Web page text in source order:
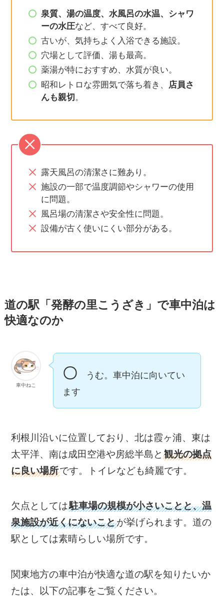
泉質、湯の温度、水風呂の水温、シャワ
ーの水圧など、すべて良好。
古いが、気持ちよく入浴できる施設。
穴場として評価、湯も最高。
薬湯が特におすすめ、水質が良い。
昭和レトロな雰囲気で落ち着き、 店員さ
んも親切 ​。
露天風呂の清潔さに難あり。
施設の一部で温度調節やシャワーの使用
に問題。
風呂場の清潔さや安全性に問題。
設備が古く使いにくい部分がある​​。
道の駅「発酵の里こうざき」で車中泊は
快適なのか
車中ねこ
〇 うむ。車中泊に向いてい
ます
利根川沿いに位置しており、北は霞ヶ浦、東は
太平洋、南は成田空港や房総半島と観光の拠点
に良い場所です。トイレなども綺麗です。
欠点としては駐車場の規模が小さいことと、温
泉施設が近くにないことが挙げられます。道の
駅としては素晴らしい場所です。
関東地方の車中泊が快適な道の駅を知りたいか
たは、以下の記事をご覧ください。